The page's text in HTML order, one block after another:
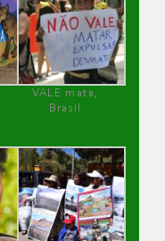
VALE mata,
Brasil